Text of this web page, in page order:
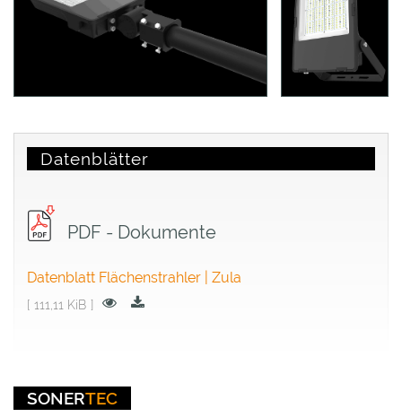
Datenblätter
PDF - Dokumente
Datenblatt Flächenstrahler | Zula
111,11 KiB
SONERTEC